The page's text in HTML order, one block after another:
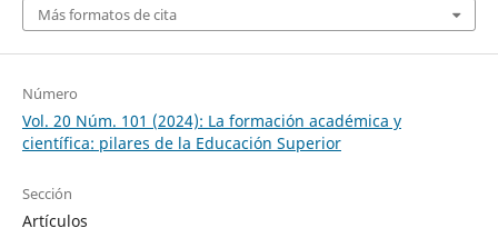
Más formatos de cita
Número
Vol. 20 Núm. 101 (2024): La formación académica y
científica: pilares de la Educación Superior
Sección
Artículos